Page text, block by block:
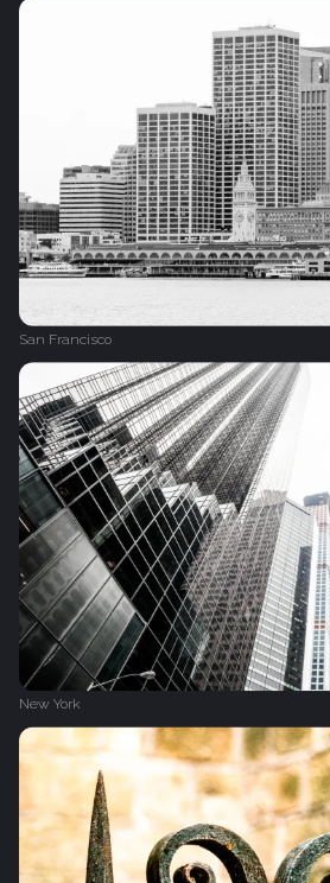
San Francisco
New York